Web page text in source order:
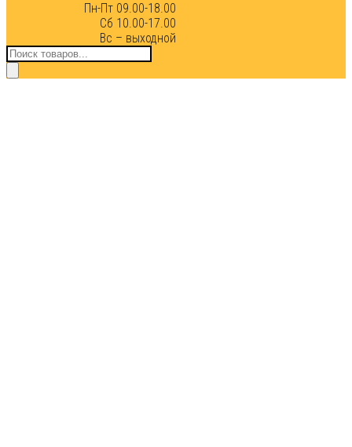
Пн-Пт 09.00-18.00
Сб 10.00-17.00
Вс – выходной
Поиск
товаров